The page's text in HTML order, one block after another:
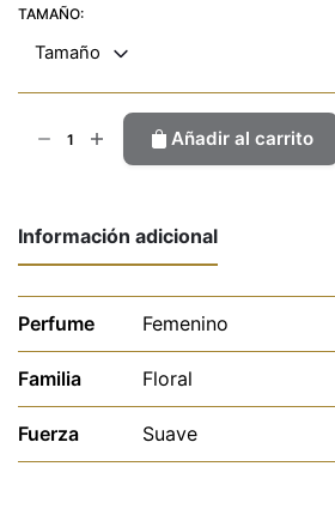
TAMAÑO:
Tamaño
Añadir al carrito
Información adicional
Perfume Femenino
Familia Floral
Fuerza Suave